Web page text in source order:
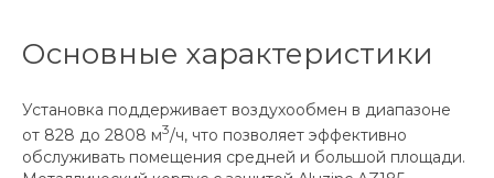
Основные характеристики
Установка поддерживает воздухообмен в диапазоне
от 828 до 2808 м3/ч, что позволяет эффективно
обслуживать помещения средней и большой площади.